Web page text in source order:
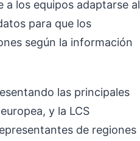
los equipos adaptarse al
para que los
según la información
las principales
y la LCS
de regiones